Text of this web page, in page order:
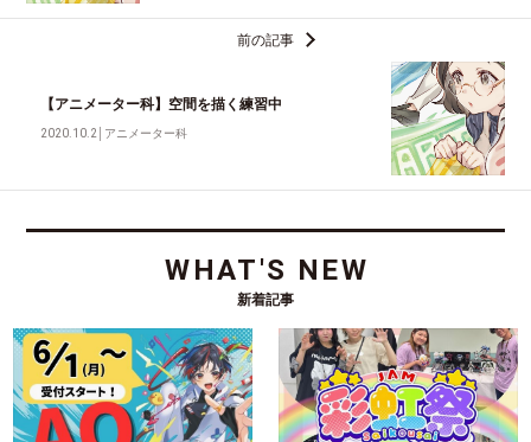
前の記事
【アニメーター科】空間を描く練習中
2020.10.2 アニメーター科
WHAT'S NEW
新着記事